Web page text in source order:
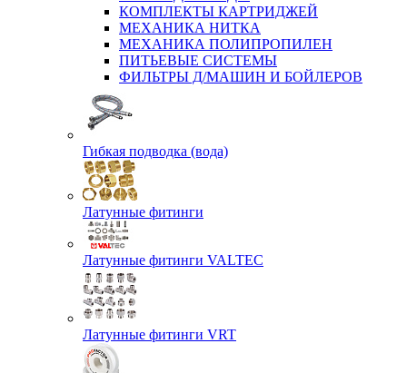
КОМПЛЕКТЫ КАРТРИДЖЕЙ
МЕХАНИКА НИТКА
МЕХАНИКА ПОЛИПРОПИЛЕН
ПИТЬЕВЫЕ СИСТЕМЫ
ФИЛЬТРЫ Д/МАШИН И БОЙЛЕРОВ
Гибкая подводка (вода)
Латунные фитинги
Латунные фитинги VALTEC
Латунные фитинги VRT